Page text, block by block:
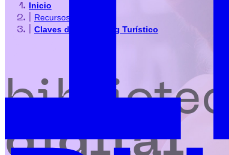
Inicio
Recursos
Claves del Marketing Turístico
biblioteca
digital